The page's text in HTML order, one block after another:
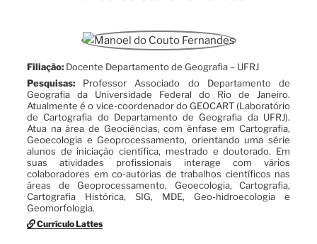
Filiação: Docente Departamento de Geografia – UFRJ
Pesquisas: Professor Associado do Departamento de
Geografia da Universidade Federal do Rio de Janeiro.
Atualmente é o vice-coordenador do GEOCART (Laboratório
de Cartografia do Departamento de Geografia da UFRJ).
Atua na área de Geociências, com ênfase em Cartografia,
Geoecologia e Geoprocessamento, orientando uma série
alunos de iniciação científica, mestrado e doutorado. Em
suas atividades profissionais interage com vários
colaboradores em co-autorias de trabalhos científicos nas
áreas de Geoprocessamento, Geoecologia, Cartografia,
Cartografia Histórica, SIG, MDE, Geo-hidroecologia e
Geomorfologia.
Currículo Lattes